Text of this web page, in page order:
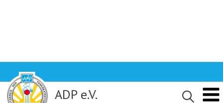
to
content
ADP e.V.